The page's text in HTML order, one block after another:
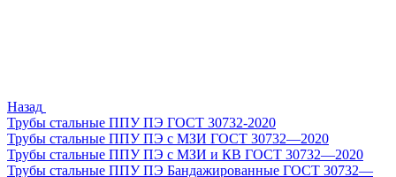
Назад
Трубы стальные ППУ ПЭ ГОСТ 30732-2020
Трубы стальные ППУ ПЭ с МЗИ ГОСТ 30732—2020
Трубы стальные ППУ ПЭ с МЗИ и КВ ГОСТ 30732—2020
Трубы стальные ППУ ПЭ Бандажированные ГОСТ 30732—